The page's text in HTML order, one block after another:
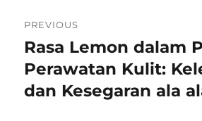
navigation
PREVIOUS
Previous
post:
Rasa Lemon dalam
Perawatan Kulit:
dan Kesegaran ala